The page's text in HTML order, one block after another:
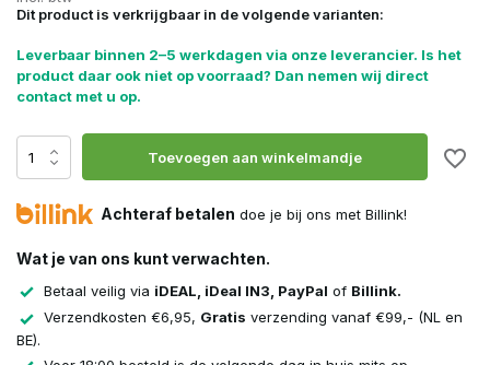
Dit product is verkrijgbaar in de volgende varianten:
Leverbaar binnen 2–5 werkdagen via onze leverancier. Is het
product daar ook niet op voorraad? Dan nemen wij direct
contact met u op.
Toevoegen aan winkelmandje
Achteraf betalen doe je bij ons met Billink!
Wat je van ons kunt verwachten.
Betaal veilig via iDEAL, iDeal IN3, PayPal of Billink.
Verzendkosten €6,95, Gratis verzending vanaf €99,- (NL en
BE).